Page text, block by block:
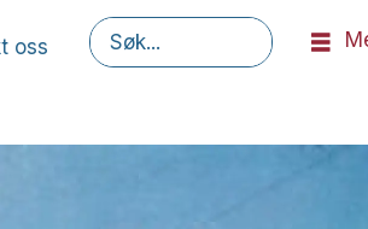
oss Søk